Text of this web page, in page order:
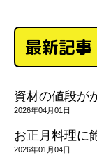
最新記事
資材の値段が
2026年04月01日
お正月料理に
2026年01月04日